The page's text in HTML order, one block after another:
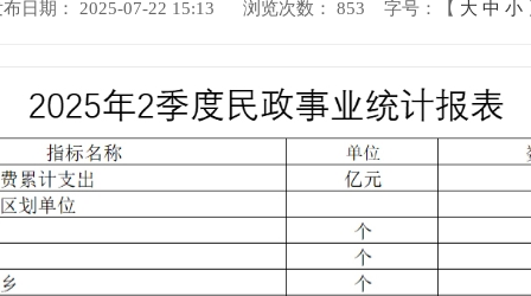
布日期： 2025-07-22 15:13 浏览次数： 853 字号：【 大 中 小